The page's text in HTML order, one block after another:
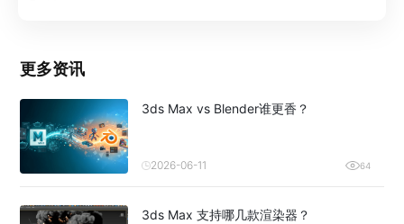
更多资讯
3ds Max vs Blender谁更香？
2026-06-11 64
3ds Max 支持哪几款渲染器？